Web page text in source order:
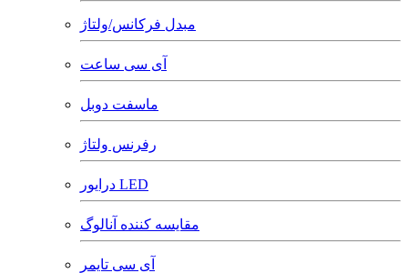
مبدل فرکانس/ولتاژ
آی سی ساعت
ماسفت دوبل
رفرنس ولتاژ
درایور LED
مقایسه کننده آنالوگ
آی سی تایمر